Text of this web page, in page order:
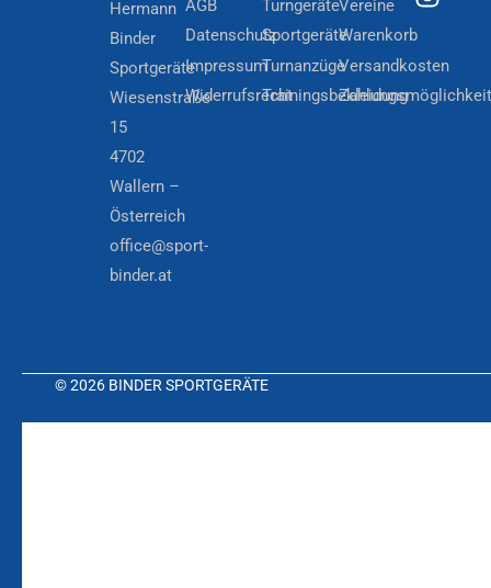
Hermann
Binder
Sportgeräte
Wiesenstraße
15
4702
Wallern –
Österreich
office@sport-
binder.at
AGB
Datenschutz
Impressum
Widerrufsrecht
Turngeräte
Sportgeräte
Turnanzüge
Trainingsbekleidung
Vereine
Warenkorb
Versandkosten
© 2026 BINDER SPORTGERÄTE